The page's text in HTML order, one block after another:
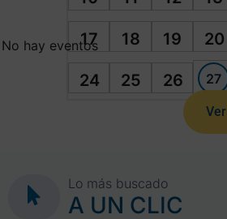
17 18 19 20
24 25 26 27
No hay eventos
Lo más buscado
A UN CLIC